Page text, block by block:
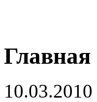
Главная
10.03.2010